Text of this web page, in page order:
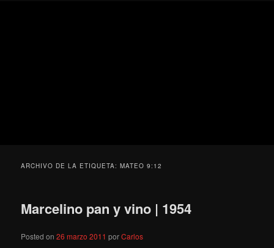
ARCHIVO DE LA ETIQUETA:MATEO 9:12
Marcelino pan y vino | 1954
Posted on26 marzo 2011 porCarlos